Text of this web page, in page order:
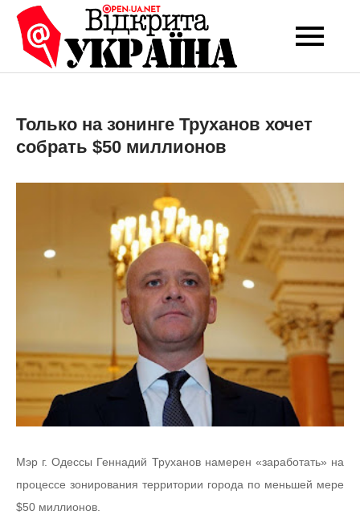
Перейти
вмісту
Open-UA
NET
Це ваше надійне
експертних думок
Только на зонинге Труханов хочет
собрать $50 миллионов
Мэр г. Одессы Геннадий Труханов намерен «заработать» на
процессе зонирования территории города по меньшей мере
$50 миллионов.